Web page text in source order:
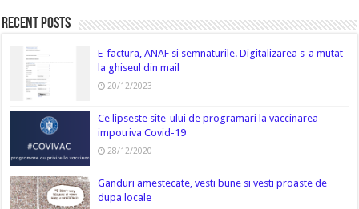
Recent Posts
E-factura, ANAF si semnaturile. Digitalizarea s-a mutat
la ghiseul din mail
20/12/2023
Ce lipseste site-ului de programari la vaccinarea
impotriva Covid-19
28/12/2020
Ganduri amestecate, vesti bune si vesti proaste de
dupa locale